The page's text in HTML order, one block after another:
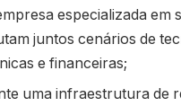
especializada em
juntos cenários de
e financeiras;
uma infraestrutura de